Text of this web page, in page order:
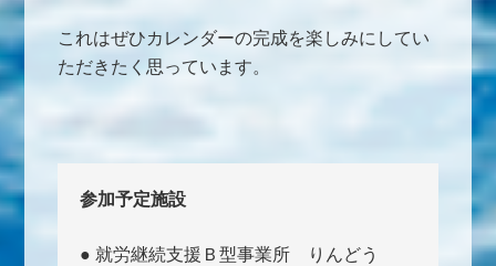
これはぜひカレンダーの完成を楽しみにしてい
ただきたく思っています。
参加予定施設
● 就労継続支援Ｂ型事業所 りんどう